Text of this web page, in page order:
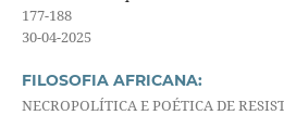
177-188
30-04-2025
FILOSOFIA AFRICANA:
NECROPOLÍTICA E POÉTICA DE